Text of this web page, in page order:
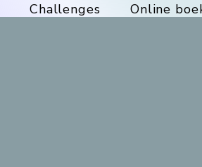
Challenges Online